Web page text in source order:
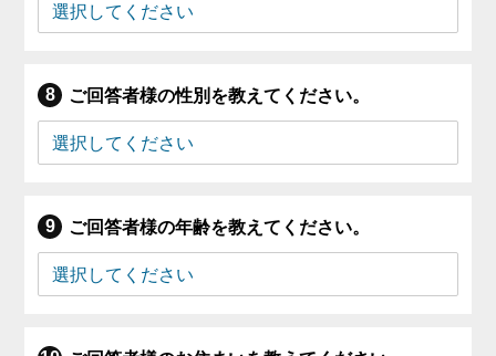
ご回答者様の性別を教えてください。
ご回答者様の年齢を教えてください。